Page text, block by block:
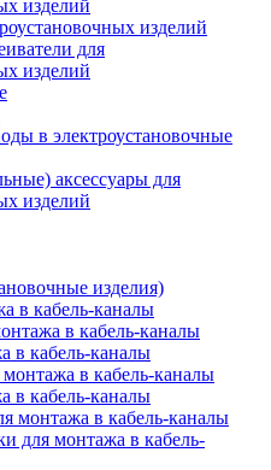
изделий
изделий
для
изделий
в электроустановочные
аксессуары для
изделий
изделия)
в кабель-каналы
в кабель-каналы
в кабель-каналы
в кабель-каналы
в кабель-каналы
монтажа в кабель-каналы
для монтажа в кабель-